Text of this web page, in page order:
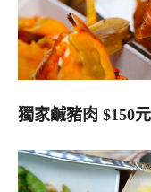
獨家鹹豬肉 $150元